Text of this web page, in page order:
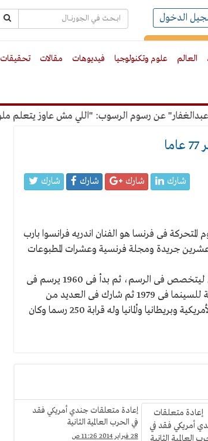
الدخول
العالم علوم وتكنولوجيا فيديوهات مقالات
عن رسوم الرسوب: "اللي مش عاوز يتعلم ملوش
شارك شارك شارك شارك
فى فرنسا هو الفنان اندريه فرانسوا بارب
77 عاما والذى رسم فى عشرين جريدة ومجلة فرنسية وعشرات المطبوعات
ولد بار فى 1936 بدأ حياته فى سلاح الجو الفرنسى ثم ترك الطيران ليتخصص فى الرسم، ثم بدأ فى 1960 يرسم فى
شارلى الشهرية وشارلى ابدو والإيكو ثم رسم بعض الرسوم المتحركة للسينما فى 1979 ثم شارك فى العديد من
المجلات مثل لاروشرش والمجلة الأدبية وانتقل إلى الولايات المتحدة الأمريكية وبريطانيا وألمانيا وله قرابة 250 رسما وكان
إعادة متعلقات جندي أمريكي فقد
في الحرب العالمية الثانية
28 فبراير 2014 11:26 ص